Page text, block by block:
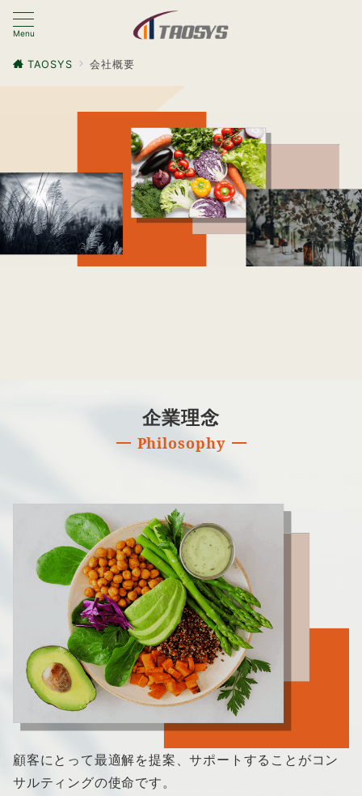
Menu
TAOSYS 会社概要
企業理念
Philosophy
顧客にとって最適解を提案、サポートすることがコン
サルティングの使命です。